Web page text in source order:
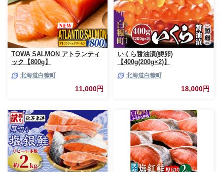
TOWA SALMON アトランティ
ック【800g】
北海道白糠町
11,000円
いくら醤油漬(鱒卵)
【400g(200g×2)】
北海道白糠町
18,000円